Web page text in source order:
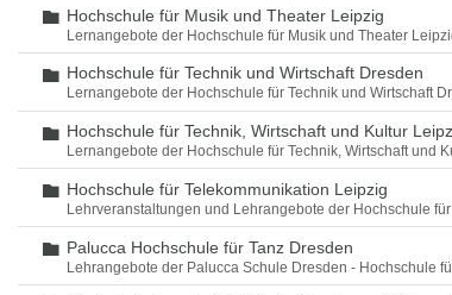
Ordner
Hochschule für Musik und Theater Leipzig
Lernangebote der Hochschule für Musik und Theater
Ordner
Hochschule für Technik und Wirtschaft Dresden
Lernangebote der Hochschule für Technik und Wirtschaft
Ordner
Hochschule für Technik, Wirtschaft und Kultur
Lernangebote der Hochschule für Technik, Wirtschaft und
Ordner
Hochschule für Telekommunikation Leipzig
Lehrveranstaltungen und Lehrangebote der Hochschule
Ordner
Palucca Hochschule für Tanz Dresden
Lehrangebote der Palucca Schule Dresden - Hochschule